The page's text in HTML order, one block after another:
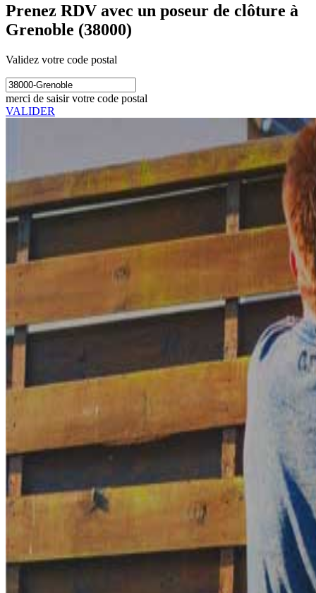
Prenez RDV avec un poseur de clôture à
Grenoble (38000)
Validez votre code postal
merci de saisir votre code postal
VALIDER